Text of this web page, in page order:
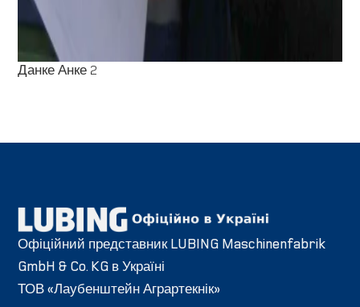
Данке Анке 2
Офіційний представник LUBING Maschinenfabrik
GmbH & Co. KG в Україні
ТОВ «Лаубенштейн Аграртекнік»